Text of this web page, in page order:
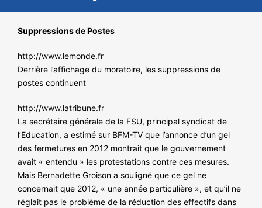
THÉMATIQUES
COMMUNIQUÉS
NOS ACTIONS
Suppressions de Postes
http://www.lemonde.fr
Derrière l’affichage du moratoire, les suppressions de
postes continuent
http://www.latribune.fr
La secrétaire générale de la FSU, principal syndicat de
l’Education, a estimé sur BFM-TV que l’annonce d’un gel
des fermetures en 2012 montrait que le gouvernement
avait « entendu » les protestations contre ces mesures.
Mais Bernadette Groison a souligné que ce gel ne
concernait que 2012, « une année particulière », et qu’il ne
réglait pas le problème de la réduction des effectifs dans